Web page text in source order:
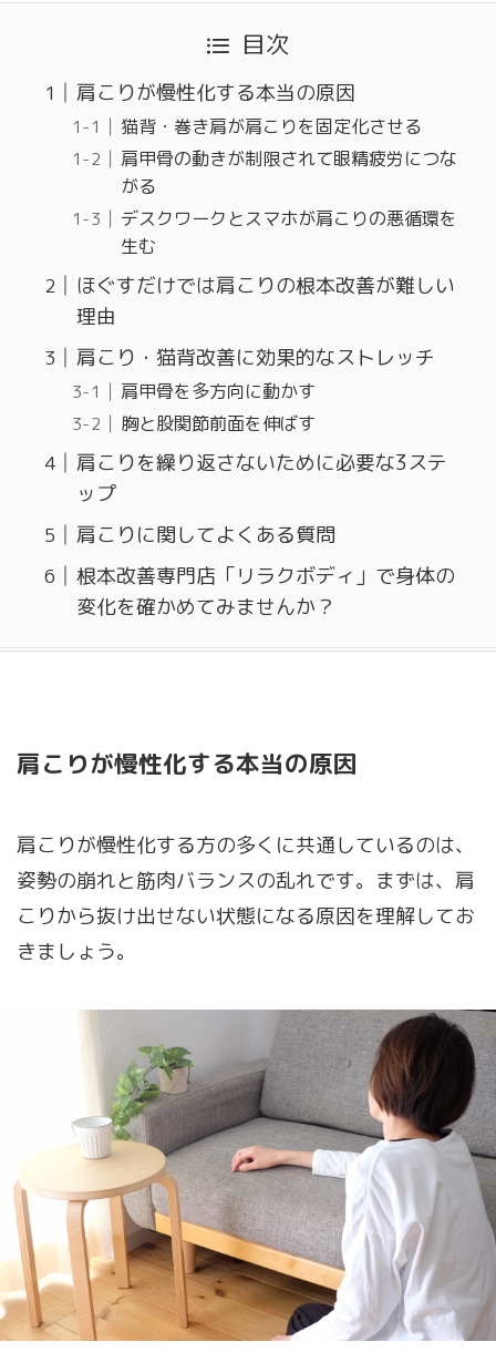
目次
肩こりが慢性化する本当の原因
猫背・巻き肩が肩こりを固定化させる
肩甲骨の動きが制限されて眼精疲労につな
がる
デスクワークとスマホが肩こりの悪循環を
生む
ほぐすだけでは肩こりの根本改善が難しい
理由
肩こり・猫背改善に効果的なストレッチ
肩甲骨を多方向に動かす
胸と股関節前面を伸ばす
肩こりを繰り返さないために必要な3ステ
ップ
肩こりに関してよくある質問
根本改善専門店「リラクボディ」で身体の
変化を確かめてみませんか？
肩こりが慢性化する本当の原因
肩こりが慢性化する方の多くに共通しているのは、
姿勢の崩れと筋肉バランスの乱れです。まずは、肩
こりから抜け出せない状態になる原因を理解してお
きましょう。